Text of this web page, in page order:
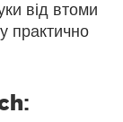
від втоми
практично
: